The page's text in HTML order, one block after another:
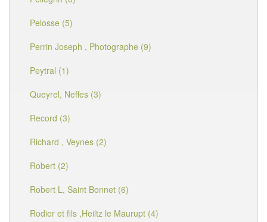
Pelosse (5)
Perrin Joseph , Photographe (9)
Peytral (1)
Queyrel, Neffes (3)
Record (3)
Richard , Veynes (2)
Robert (2)
Robert L, Saint Bonnet (6)
Rodier et fils ,Heiltz le Maurupt (4)